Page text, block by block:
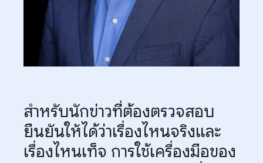
สำหรับนักข่าวที่ต้องตรวจสอบ
ยืนยันให้ได้ว่าเรื่องไหนจริงและ
เรื่องไหนเท็จ การใช้เครื่องมือของ